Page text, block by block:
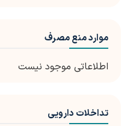
موارد منع مصرف
اطلاعاتی موجود نیست
تداخلات دارویی